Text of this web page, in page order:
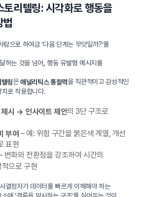
리텔링: 시각화로 행동을
법
람으로 하여금 ‘다음 단계는 무엇일까?’를
하는 것을 넘어, 행동 유발형 메시지를
링은애널리틱스 통찰력을 직관적이고 감성적인
로 작용합니다.
시 → 인사이트 제안의 3단 구조로
부여 – 예: 위험 구간을 붉은색 계열, 개선
표현
변화와 전환점을 강조하여 시간의
으로 구현
결정자가 데이터를 빠르게 이해해야 하는